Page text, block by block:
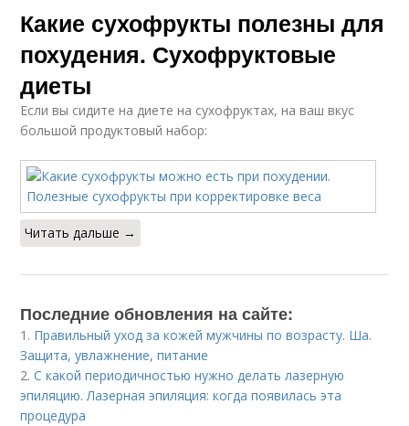
Какие сухофрукты полезны для
похудения. Сухофруктовые
диеты
Если вы сидите на диете на сухофруктах, на ваш вкус
большой продуктовый набор:
Читать дальше →
Последние обновления на сайте:
1. Правильный уход за кожей мужчины по возрасту. Ша.
Защита, увлажнение, питание
2.С какой периодичностью нужно делать лазерную
эпиляцию. Лазерная эпиляция: когда появилась эта
процедура